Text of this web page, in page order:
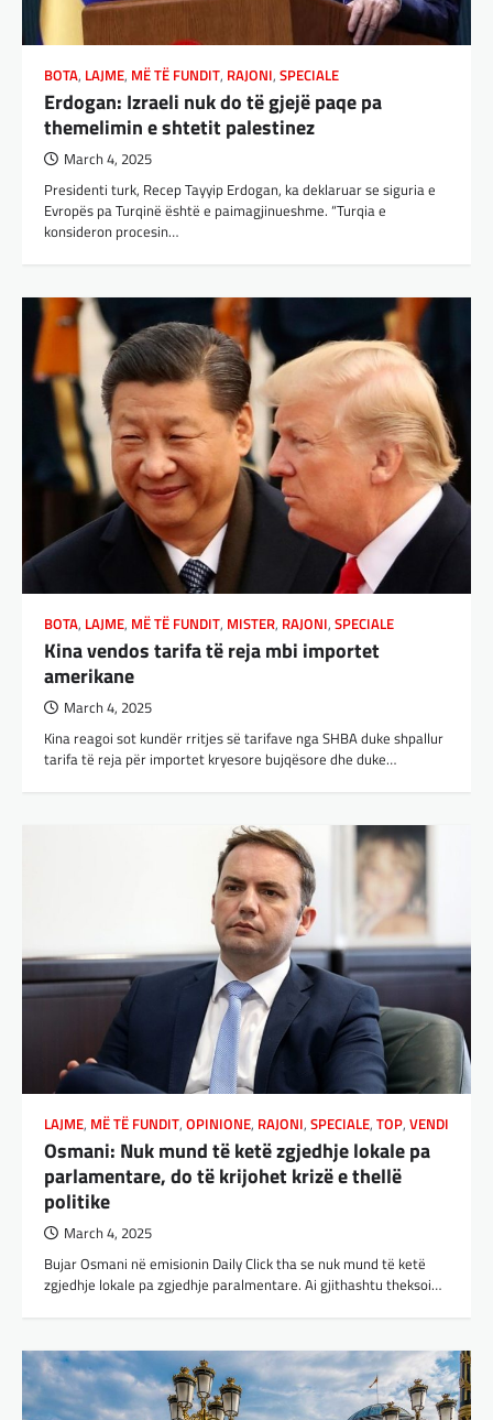
BOTA, LAJME, MË TË FUNDIT, RAJONI, SPECIALE
Erdogan: Izraeli nuk do të gjejë paqe pa
themelimin e shtetit palestinez
March 4, 2025
Presidenti turk, Recep Tayyip Erdogan, ka deklaruar se siguria e
Evropës pa Turqinë është e paimagjinueshme. “Turqia e
konsideron procesin…
BOTA, LAJME, MË TË FUNDIT, MISTER, RAJONI, SPECIALE
Kina vendos tarifa të reja mbi importet
amerikane
March 4, 2025
Kina reagoi sot kundër rritjes së tarifave nga SHBA duke shpallur
tarifa të reja për importet kryesore bujqësore dhe duke…
LAJME, MË TË FUNDIT, OPINIONE, RAJONI, SPECIALE, TOP, VENDI
Osmani: Nuk mund të ketë zgjedhje lokale pa
parlamentare, do të krijohet krizë e thellë
politike
March 4, 2025
Bujar Osmani në emisionin Daily Click tha se nuk mund të ketë
zgjedhje lokale pa zgjedhje paralmentare. Ai gjithashtu theksoi…
Gjermani, ekspertët sugjerojnë
400 miliardë euro për mbrojtje
adminadmin March 4, 2025
Gjermania ndodhet aktualisht në kulmin e
përpjekjeve për krijimin e qeverisë dhe koha
nuk pret. CDU/CSU dhe SPD po vazhdojnë…
LAJME,MISTER,RAJONI,SPECIALE
Çka ndodhë tash pas
ndërprerjes së ndihmës
ushtarake për Ukrainën nga
Trump
adminadmin March 4, 2025
Pas takimit të liderëve evropianë në Londër,
BOTA,KRONIKË E ZEZË,LAJME,
MË TË FUNDIT,MISTER , RAJONI,SPECIALE,
Trump ndërpreu ndihmën
ushtarake, kryeministri i
Ukrainës: Të vendosur për